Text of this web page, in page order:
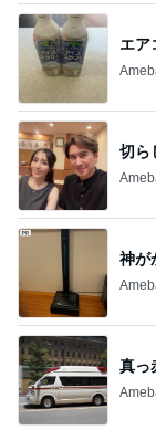
エア
切ら
神が
真っ